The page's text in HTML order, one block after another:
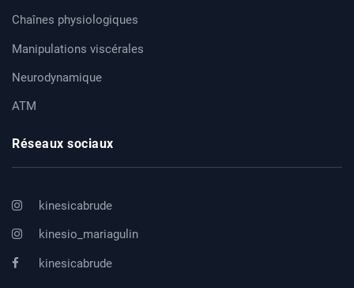
Chaînes physiologiques
Manipulations viscérales
Neurodynamique
ATM
Réseaux sociaux
kinesicabrude
kinesio_mariagulin
kinesicabrude